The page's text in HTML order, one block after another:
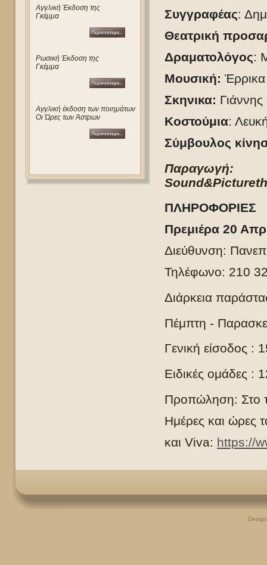
Αγγλική Έκδοση της
Γκέμμα
Ρωσική Έκδοση της
Γκέμμα
Αγγλική έκδοση των ποιημάτων
Οι Ώρες των Άστρων
Συγγραφέας:
Θεατρική
Δραματολόγος:
Μουσική:
Σκηνικα: Γιάννης
Κοστούμια:
Σύμβουλος
Sound&Picture
ΠΛΗΡΟΦΟΡΙΕΣ
Πρεμιέρα 20
Διεύθυνση:
Τηλέφωνο: 210
Διάρκεια
Πέμπτη -
Γενική είσοδος :
Ειδικές ομάδες :
Προπώληση: Στο
Ημέρες και ώρες
και Viva: https://